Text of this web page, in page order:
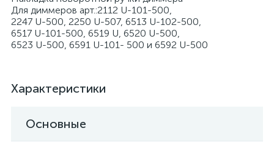
Для диммеров арт.:2112 U-101-500,
2247 U-500, 2250 U-507, 6513 U-102-500,
6517 U-101-500, 6519 U, 6520 U-500,
6523 U-500, 6591 U-101- 500 и 6592 U-500
Характеристики
Основные